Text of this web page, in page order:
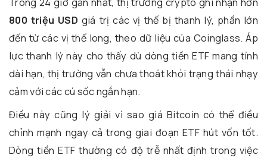
800 triệu USD giá trị các vị thế bị thanh lý, phần lớn
đến từ các vị thế long, theo dữ liệu của Coinglass. Áp
lực thanh lý này cho thấy dù dòng tiền ETF mang tính
dài hạn, thị trường vẫn chưa thoát khỏi trạng thái nhạy
cảm với các cú sốc ngắn hạn.
Điều này cũng lý giải vì sao giá Bitcoin có thể điều
chỉnh mạnh ngay cả trong giai đoạn ETF hút vốn tốt.
Dòng tiền ETF thường có độ trễ nhất định trong việc